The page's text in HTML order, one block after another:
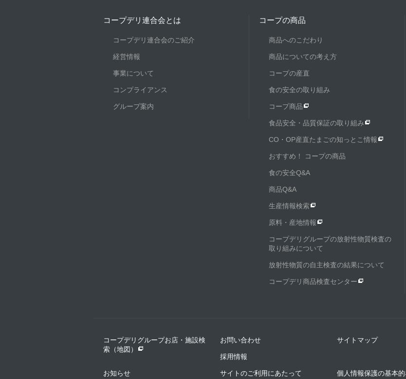
コープデリ連合会とは
コープデリ連合会のご紹介
経営情報
事業について
コンプライアンス
グループ案内
コープの商品
商品へのこだわり
商品についての考え方
コープの産直
食の安全の取り組み
コープ商品
食品安全・品質保証の取り組み
CO・OP産直たまごの知っとこ情報
おすすめ！ コープの商品
食の安全Q&A
商品Q&A
生産情報検索
原料・産地情報
コープデリグループの放射性物質検査の
取り組みについて
放射性物質の自主検査の結果について
コープデリ商品検査センター
コープデリグループお店・施設検
索（地図）
お問い合わせ サイトマップ
採用情報
お知らせ サイトのご利用にあたって 個人情報保護の基本